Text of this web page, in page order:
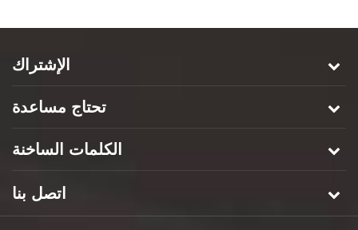
الإشتراك
تحتاج مساعدة
الكلمات الساخنة
اتصل بنا